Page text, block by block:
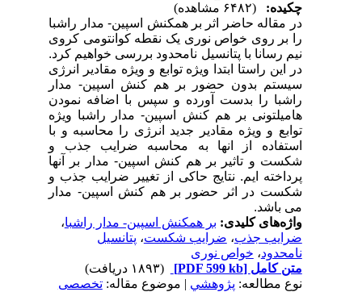
چکیده:
در مقاله حاضر اثر بر همکنش اسپین- مدار راشبا
را بر روی خواص نوری یک نقطه کوانتومی کروی
نیم رسانا با پتانسیل نامحدود بررسی خواهیم کرد.
در این راستا ابتدا ویژه توابع و ویژه مقادیر انرژی
سیستم بدون حضور بر هم کنش اسپین- مدار
راشبا را بدست آورده و سپس با اضافه نمودن
هامیلتونی بر هم کنش اسپین- مدار راشبا ویژه
توابع و ویژه مقادیر جدید انرژی را محاسبه و با
استفاده از انها به محاسبه ضرایب جذب و
شکست و تاثیر بر هم کنش اسپین- مدار بر آنها
پرداخته ایم. نتایج حاکی از تغییر ضرایب جذب و
شکست در اثر حضور بر هم کنش اسپین- مدار
می باشد.
واژه‌های کلیدی:بر همکنش اسپین- مدار راشبا،
ضرایب جذب،ضرایب شکست،پتانسیل
نامحدود،خواص نوری
متن کامل[PDF 599 kb]
نوع مطالعه:پژوهشي| موضوع مقاله:تخصصی